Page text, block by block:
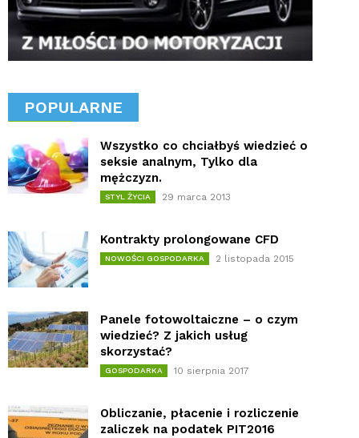
POPULARNE
Wszystko co chciałbyś wiedzieć o
seksie analnym, Tylko dla
mężczyzn.
STYL ŻYCIA 29 marca 2013
Kontrakty prolongowane CFD
NOWOŚCI GOSPODARKA 2 listopada 2015
Panele fotowoltaiczne – o czym
wiedzieć? Z jakich usług
skorzystać?
GOSPODARKA 10 sierpnia 2017
Obliczanie, płacenie i rozliczenie
zaliczek na podatek PIT2016